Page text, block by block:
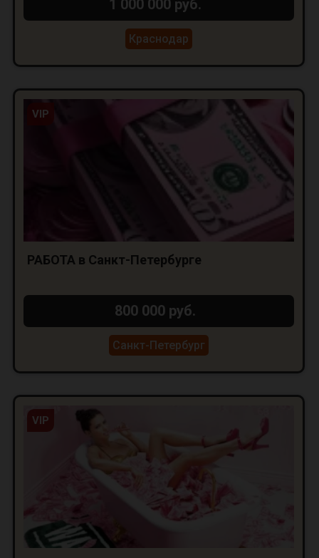
1 000 000 руб.
Краснодар
VIP
РАБОТА в Санкт-Петербурге
800 000 руб.
Санкт-Петербург
VIP